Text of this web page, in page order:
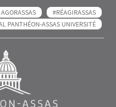
AGORASSAS
#RÉAGIRASSAS
PANTHÉON-ASSAS UNIVERSITÉ